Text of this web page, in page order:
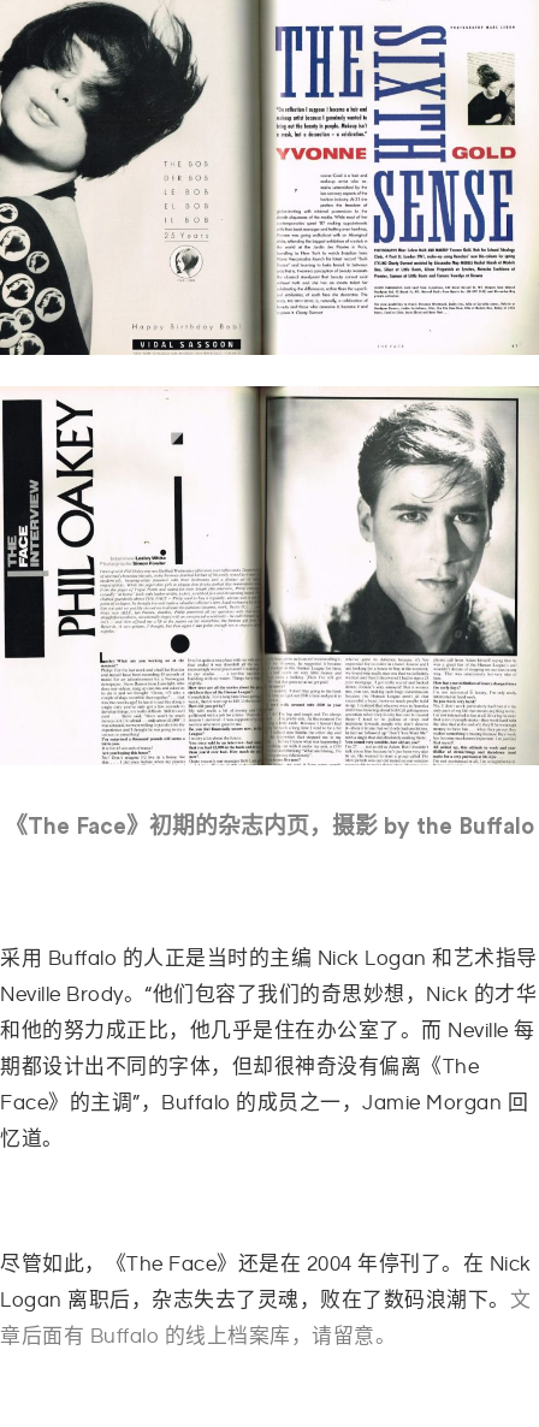
《The Face》初期的杂志内页，摄影 by the Buffalo
采用 Buffalo 的人正是当时的主编 Nick Logan 和艺术指导
Neville Brody。 “他们包容了我们的奇思妙想， Nick 的才华
和他的努力成正比，他几乎是住在办公室了。而 Neville 每
期都设计出不同的字体，但却很神奇没有偏离《The
Face》的主调” ， Buffalo 的成员之一， Jamie Morgan
回
忆道。
尽管如此，《The Face》还是在 2004 年停刊了。在 Nick
Logan 离职后，杂志失去了灵魂，败在了数码浪潮下。 文
章后面有 Buffalo 的线上档案库，请留意。